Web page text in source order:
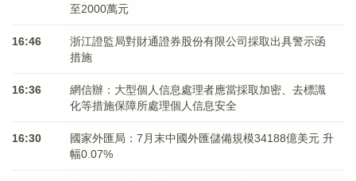
至2000萬元
16:46
浙江證監局對財通證券股份有限公司採取出具警示函
措施
16:36
網信辦：大型個人信息處理者應當採取加密、去標識
化等措施保障所處理個人信息安全
16:30
國家外匯局：7月末中國外匯儲備規模34188億美元 升
幅0.07%